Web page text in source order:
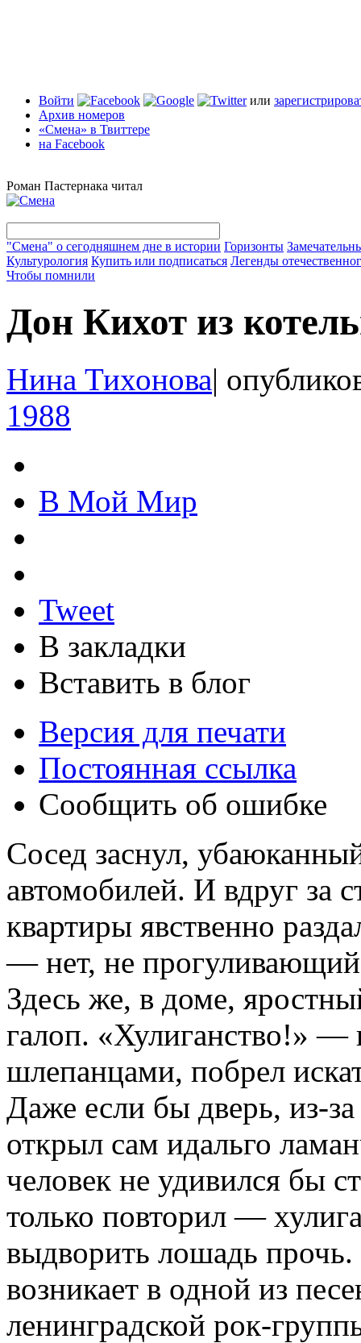
Войти или
Архив номеров
«Смена» в Твиттере
на Facebook
Роман Пастернака читал
"Смена" о сегодняшнем дне в истории Горизонты
Культурология Купить или подписаться Легенды
Чтобы помнили
Дон Кихот из
Нина Тихонова|
1988
В Мой Мир
Tweet
В закладки
Вставить в блог
Версия для печати
Постоянная ссылка
Сообщить об ошибке
Сосед заснул,
автомобилей. И вдруг за
квартиры явственно
— нет, не
Здесь же, в доме,
галоп. «Хулиганство!» —
шлепанцами, побрел
Даже если бы дверь, из-
открыл сам идальго
человек не удивился бы
только повторил —
выдворить лошадь
возникает в одной из
ленинградской рок-